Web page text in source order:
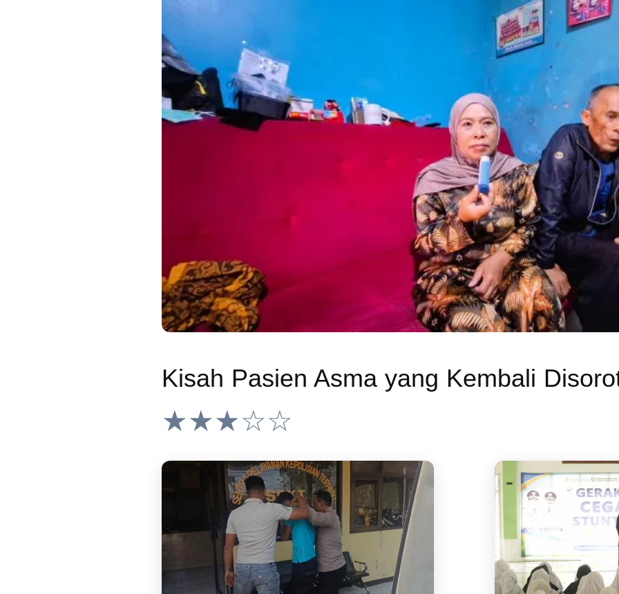
★★★☆☆